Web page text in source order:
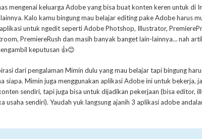
mengenai keluarga Adobe yang bisa buat konten keren untuk di
Kalo kamu bingung mau belajar editing pake Adobe harus
untuk ngedit seperti Adobe Photshop, Illustrator,
PremiereRush dan masih banyak banget lain-lainnya… nah
keputusan 👍😊
dari pengalaman Mimin dulu yang mau belajar tapi bingung
siapa. Mimin juga menggunakan aplikasi Adobe ini untuk bekerja,
sendiri, tapi juga bisa untuk dijadikan pekerjaan (bisa editor,
usaha sendiri). Yaudah yuk langsung ajanih 3 aplikasi adobe